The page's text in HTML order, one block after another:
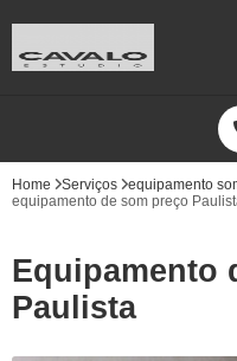
Home Serviços equipamento
equipamento de som preço
Equipamento
Paulista